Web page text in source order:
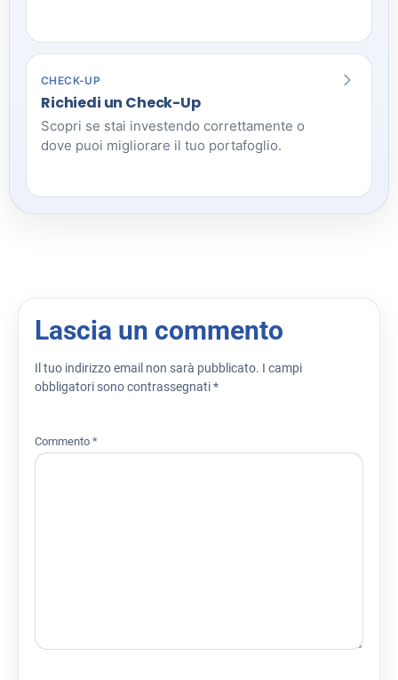
CHECK-UP
Richiedi un Check-Up
Scopri se stai investendo correttamente o
dove puoi migliorare il tuo portafoglio.
Lascia un commento
Il tuo indirizzo email non sarà pubblicato. I campi
obbligatori sono contrassegnati*
Commento *